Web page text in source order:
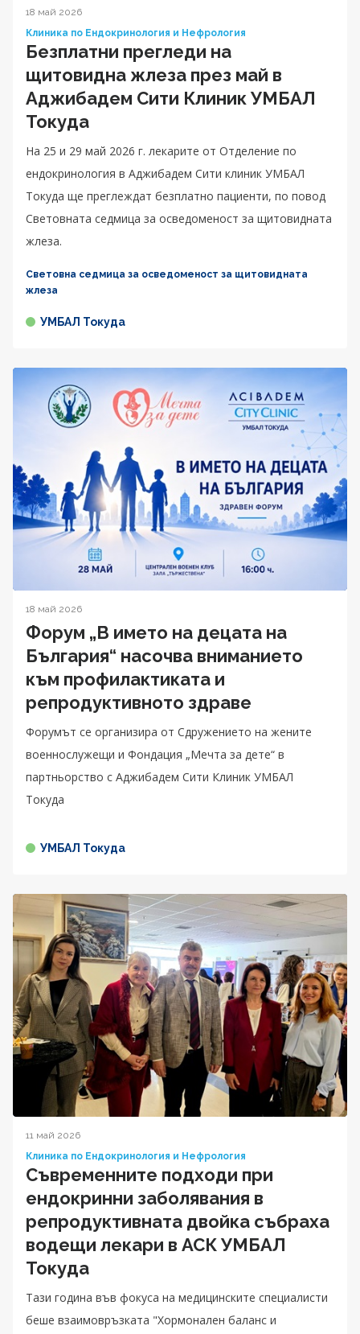
18 май 2026
Клиника по Ендокринология и Нефрология
Безплатни прегледи на
щитовидна жлеза през май в
Аджибадем Сити Клиник УМБАЛ
Токуда
На 25 и 29 май 2026 г. лекарите от Отделение по
ендокринология в Аджибадем Сити клиник УМБАЛ
Токуда ще преглеждат безплатно пациенти, по повод
Световната седмица за осведоменост за щитовидната
жлеза.
Световна седмица за осведоменост за щитовидната
жлеза
УМБАЛ Токуда
18 май 2026
Форум „В името на децата на
България“ насочва вниманието
към профилактиката и
репродуктивното здраве
Форумът се организира от Сдружението на жените
военнослужещи и Фондация „Мечта за дете“ в
партньорство с Аджибадем Сити Клиник УМБАЛ
Токуда
УМБАЛ Токуда
11 май 2026
Клиника по Ендокринология и Нефрология
Съвременните подходи при
ендокринни заболявания в
репродуктивната двойка събраха
водещи лекари в АСК УМБАЛ
Токуда
Тази година във фокуса на медицинските специалисти
беше взаимовръзката "Хормонален баланс и